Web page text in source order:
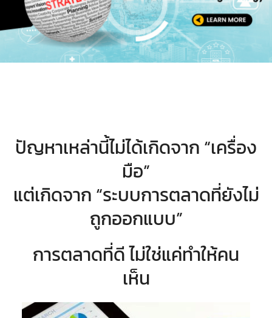
ปัญหาเหล่านี้ไม่ได้เกิดจาก “เครื่อง
มือ”
แต่เกิดจาก “ระบบการตลาดที่ยังไม่
ถูกออกแบบ”
การตลาดที่ดี ไม่ใช่แค่ทำให้คน
เห็น